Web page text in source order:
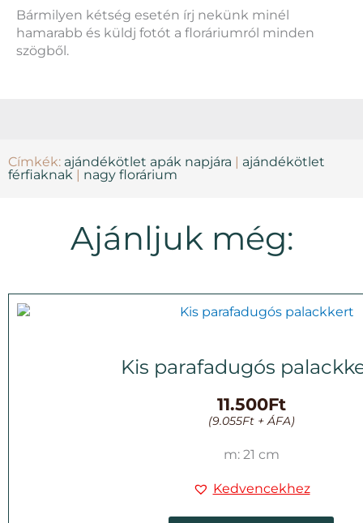
Bármilyen kétség esetén írj nekünk minél
hamarabb és küldj fotót a floráriumról minden
szögből.
Címkék: ajándékötlet apák napjára
ajándékötlet
férfiaknak
nagy florárium
Ajánljuk még:
Kis parafadugós
11.500Ft
(9.055Ft+ ÁFA)
m: 21 cm
Kedvencekhez